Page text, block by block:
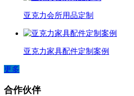
亚克力会所用品定制
亚克力家具配件定制案例
更多
合作伙伴